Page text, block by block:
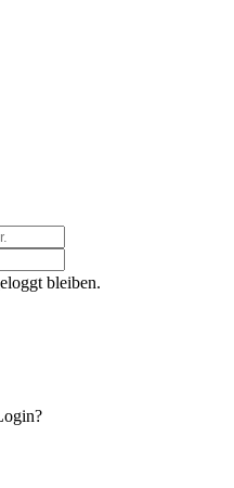
bleiben.